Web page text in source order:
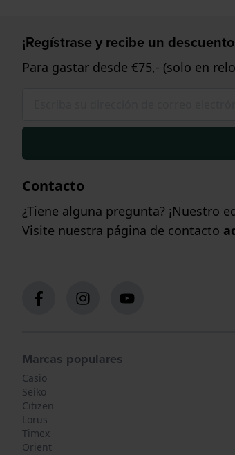
¡Regístrase y recibe un
Para gastar desde €75,- (solo en
Contacto
¿Tiene alguna pregunta? ¡Nuestro
Visite nuestra página de contacto
Marcas populares
Casio
Seiko
Citizen
Lorus
Timex
Orient